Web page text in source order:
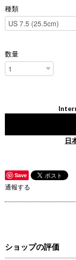
種類
数量
日
Save
通報する
ショップの評価